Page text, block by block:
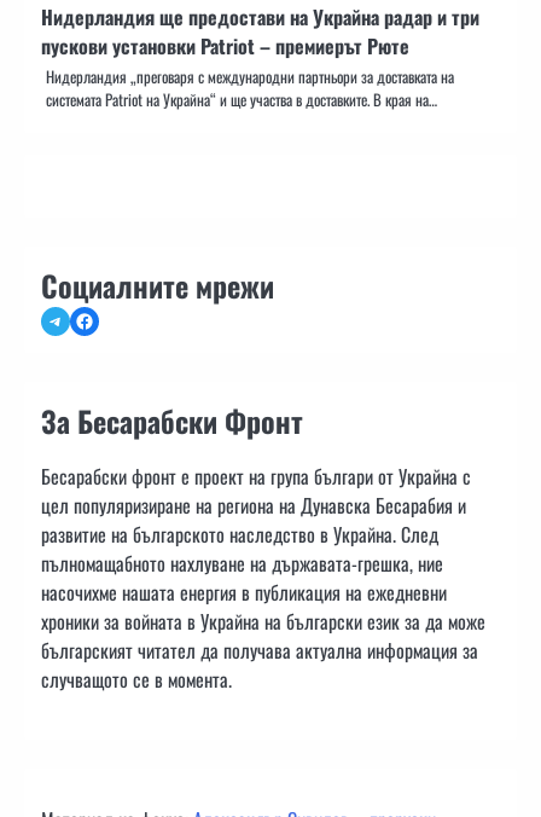
Нидерландия ще предостави на Украйна радар и три
пускови установки Patriot – премиерът Рюте
Нидерландия „преговаря с международни партньори за доставката на
системата Patriot на Украйна“ и ще участва в доставките. В края на…
Социалните мрежи
TelegramFacebook
За Бесарабски Фронт
Бесарабски фронт е проект на група българи от Украйна с
цел популяризиране на региона на Дунавска Бесарабия и
развитие на българското наследство в Украйна. След
пълномащабното нахлуване на държавата-грешка, ние
насочихме нашата енергия в публикация на ежедневни
хроники за войната в Украйна на български език за да може
българският читател да получава актуална информация за
случващото се в момента.